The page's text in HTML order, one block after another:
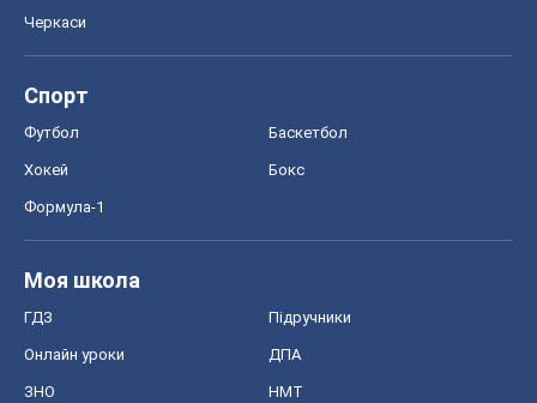
Черкаси
Спорт
Футбол Баскетбол
Хокей Бокс
Формула-1
Моя школа
ГДЗ Підручники
Онлайн уроки ДПА
ЗНО НМТ